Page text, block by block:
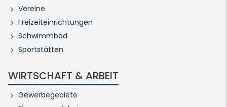
Vereine
Freizeiteinrichtungen
Schwimmbad
Sportstätten
WIRTSCHAFT & ARBEIT
Gewerbegebiete